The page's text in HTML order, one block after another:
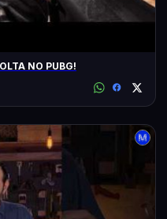
NO PUBG!